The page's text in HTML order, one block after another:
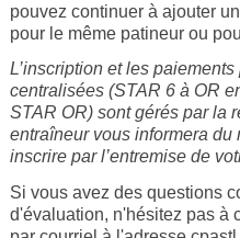
pouvez continuer à ajouter
pour le même patineur ou
L’inscription et les
centralisées (STAR 6 à OR
STAR OR) sont gérés par la
entraîneur vous informera
inscrire par l’entremise de
Si vous avez des questions
d'évaluation, n'hésitez pas à